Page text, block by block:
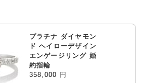
プラチナ ダイヤモン
ド ヘイローデザイン
エンゲージリング 婚
約指輪
358,000 円